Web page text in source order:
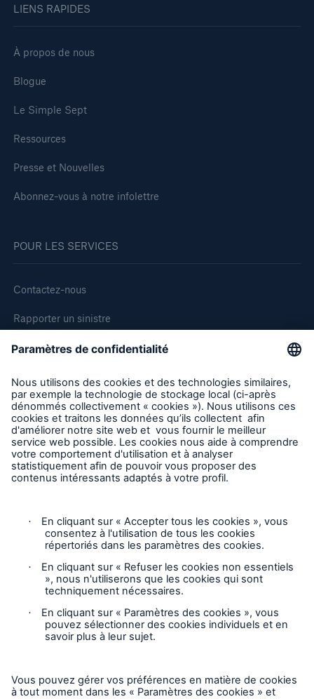
LIENS RAPIDES
À propos de nous
Blogue
Le Simple Sept
Ressources
Presse et Nouvelles
Abonnez-vous à notre infolettre
POUR LES SERVICES
Contactez-nous
Rapporter un sinistre
Demande de soumission d'assurance - Bris des équipments
Demander une inspection
Suivre HSB Canada
Vie privée
Mentions légales
Responsable des plaintes
Paramètres des cookies
Mode accessibilité